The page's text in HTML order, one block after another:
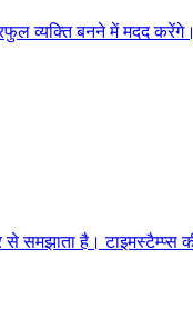
व्यक्ति बनने में मदद
से समझाता है।